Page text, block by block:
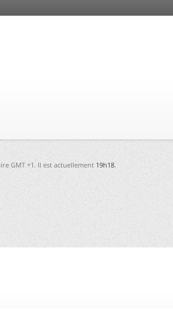
GMT +1. Il est actuellement19h18.